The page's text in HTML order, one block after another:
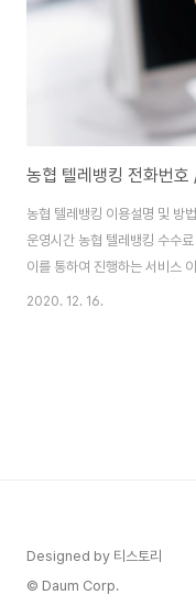
농협 텔레뱅킹 이용설명 및 방
운영시간 농협 텔레뱅킹 수수
이를 통하여 진행하는 서비스
하는 ars 누르는 ars 같은 것들
또 텔레뱅킹의 경우 이체 서비
2020. 12. 16.
Designed by 티스토리
© Daum Corp.